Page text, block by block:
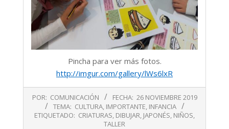
Pincha para ver más fotos.
http://imgur.com/gallery/lWs6lxR
11-
POR: COMUNICACIÓN FECHA: 26 NOVIEMBRE 2019
TEMA: CULTURA, IMPORTANTE, INFANCIA
ETIQUETADO: CRIATURAS, DIBUJAR, JAPONÉS, NIÑOS,
TALLER